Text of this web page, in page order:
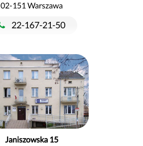
02-151 Warszawa
22-167-21-50
Janiszowska 15